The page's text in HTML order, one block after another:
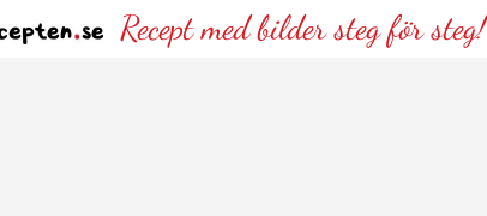
Recept med bilder steg för steg!